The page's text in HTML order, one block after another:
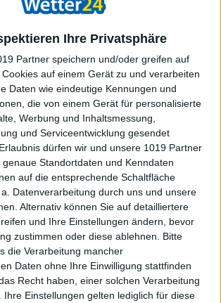
Ihre Privatsphäre
Partner speichern und/oder greifen auf
auf einem Gerät zu und verarbeiten
Daten wie eindeutige Kennungen und
die von einem Gerät für personalisierte
Werbung und Inhaltsmessung,
und Serviceentwicklung gesendet
dürfen wir und unsere 1019 Partner
Standortdaten und Kenndaten
auf die entsprechende Schaltfläche
Datenverarbeitung durch uns und unsere
Alternativ können Sie auf detailliertere
und Ihre Einstellungen ändern, bevor
zustimmen oder diese ablehnen.
Bitte
die Verarbeitung mancher
Daten ohne Ihre Einwilligung stattfinden
Recht haben, einer solchen Verarbeitung
Ihre Einstellungen gelten lediglich für diese